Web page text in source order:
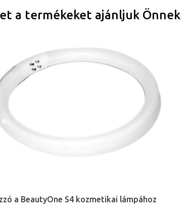
a termékeket ajánljuk Önnek
a BeautyOne S4 kozmetikai lámpához